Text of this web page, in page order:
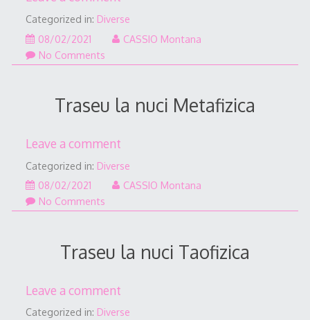
Categorized in: Diverse
08/02/202108/02/2021CASSIO Montana
No Comments
Traseu la nuci Metafizica
Leave a comment
Categorized in: Diverse
08/02/202108/02/2021CASSIO Montana
No Comments
Traseu la nuci Taofizica
Leave a comment
Categorized in: Diverse